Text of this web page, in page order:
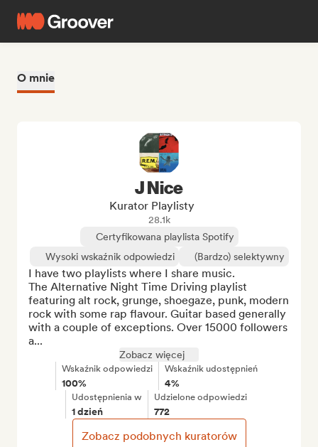
O mnie
J Nice
Kurator Playlisty
28.1k
Certyfikowana playlista Spotify
Wysoki wskaźnik odpowiedzi
(Bardzo) selektywny
I have two playlists where I share music.
The Alternative Night Time Driving playlist
featuring alt rock, grunge, shoegaze, punk, modern
rock with some rap flavour. Guitar based generally
with a couple of exceptions. Over 15000 followers
a...
Zobacz więcej
Wskaźnik odpowiedzi
100%
Wskaźnik udostępnień
4%
Udostępnienia w
1 dzień
Udzielone odpowiedzi
772
Zobacz podobnych kuratorów